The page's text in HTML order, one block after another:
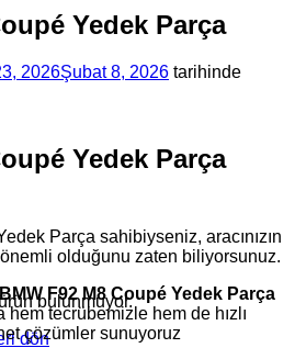
bulunmuyor.
dön
Yedek Parça
2026Şubat 8, 2026 tarihinde
Yedek Parça
Parça sahibiyseniz, aracınızın
önemli olduğunu zaten biliyorsunuz.
BMW F92 M8 Coupé Yedek Parça
tecrübemizle hem de hızlı
çözümler sunuyoruz